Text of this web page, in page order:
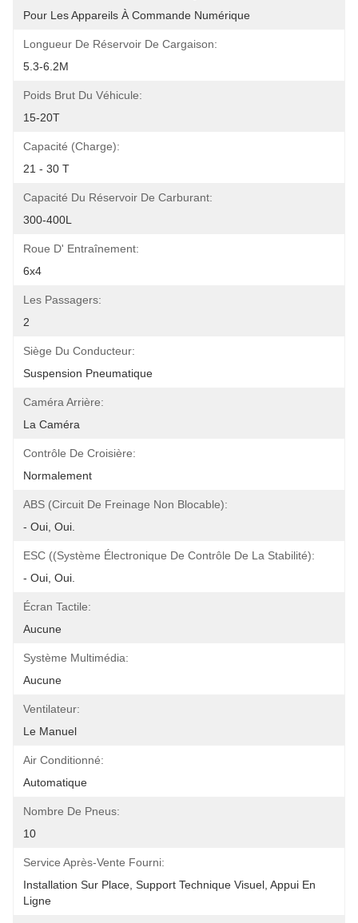
Pour Les Appareils À Commande Numérique
Longueur De Réservoir De Cargaison:
5.3-6.2M
Poids Brut Du Véhicule:
15-20T
Capacité (charge):
21 - 30 T
Capacité Du Réservoir De Carburant:
300-400L
Roue D' Entraînement:
6x4
Les Passagers:
2
Siège Du Conducteur:
Suspension Pneumatique
Caméra Arrière:
La Caméra
Contrôle De Croisière:
Normalement
ABS (circuit De Freinage Non Blocable):
- Oui, Oui.
ESC ((Système Électronique De Contrôle De La Stabilité):
- Oui, Oui.
Écran Tactile:
Aucune
Système Multimédia:
Aucune
Ventilateur:
Le Manuel
Air Conditionné:
Automatique
Nombre De Pneus:
10
Service Après-Vente Fourni:
Installation Sur Place, Support Technique Visuel, Appui En
Ligne